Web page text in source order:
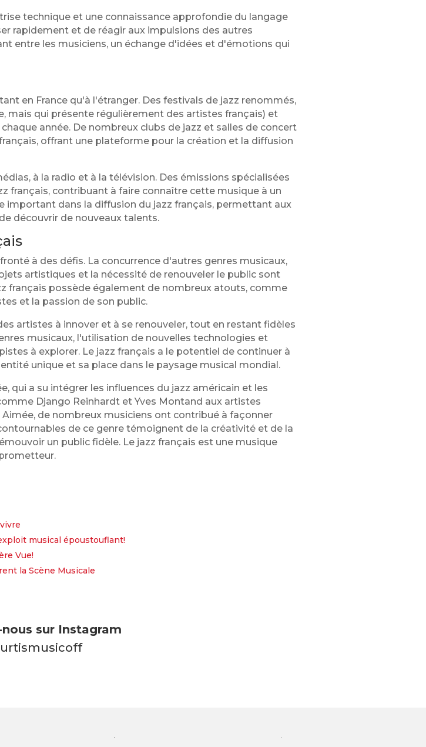
technique et une connaissance approfondie du langage
rapidement et de réagir aux impulsions des autres
entre les musiciens, un échange d'idées et d'émotions qui
en France qu'à l'étranger. Des festivals de jazz renommés,
mais qui présente régulièrement des artistes français) et
année. De nombreux clubs de jazz et salles de concert
offrant une plateforme pour la création et la diffusion
à la radio et à la télévision. Des émissions spécialisées
français, contribuant à faire connaître cette musique à un
important dans la diffusion du jazz français, permettant aux
découvrir de nouveaux talents.
à des défis. La concurrence d'autres genres musicaux,
artistiques et la nécessité de renouveler le public sont
français possède également de nombreux atouts, comme
et la passion de son public.
artistes à innover et à se renouveler, tout en restant fidèles
musicaux, l'utilisation de nouvelles technologies et
à explorer. Le jazz français a le potentiel de continuer à
unique et sa place dans le paysage musical mondial.
qui a su intégrer les influences du jazz américain et les
Django Reinhardt et Yves Montand aux artistes
de nombreux musiciens ont contribué à façonner
de ce genre témoignent de la créativité et de la
un public fidèle. Le jazz français est une musique
musical époustouflant!
Vue!
la Scène Musicale
sur Instagram